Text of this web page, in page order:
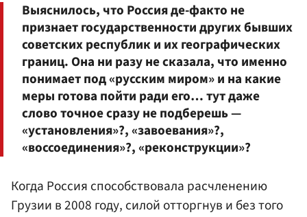
Выяснилось, что Россия де-факто не
признает государственности других бывших
советских республик и их географических
границ. Она ни разу не сказала, что именно
понимает под «русским миром» и на какие
меры готова пойти ради его… тут даже
слово точное сразу не подберешь —
«установления»?, «завоевания»?,
«воссоединения»?, «реконструкции»?
Когда Россия способствовала расчленению
Грузии в 2008 году, силой отторгнув и без того